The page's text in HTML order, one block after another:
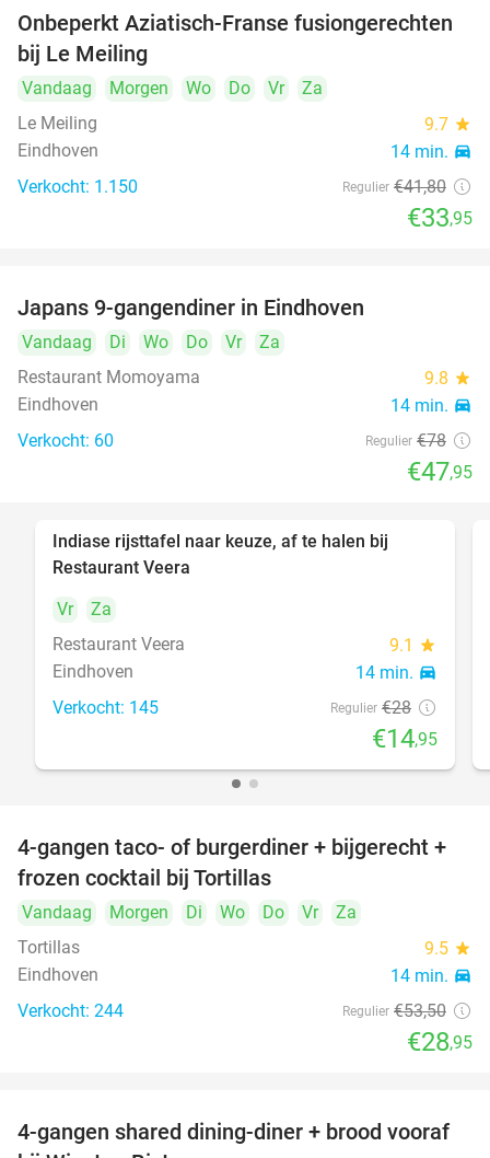
19%
Onbeperkt Aziatisch-Franse fusiongerechten
bij Le Meiling
Vandaag Morgen Wo Do Vr
Za
Le Meiling
9.7 star
Eindhoven 14 min. directions_car
Verkocht: 1.150 Regulier €41,80
€33,95
Japans 9-gangendiner in Eindhoven
Vandaag Di Wo Do Vr
Za
Restaurant Momoyama
9.8 star
Eindhoven 14 min. directions_car
Verkocht: 60 Regulier €78
€47,95
Indiase rijsttafel naar keuze, af te halen bij
Restaurant Veera
Vr
Za
Restaurant Veera
9.1 star
Eindhoven 14 min. directions_car
Verkocht: 145 Regulier €28
€14,95
46%
4-gangen taco- of burgerdiner + bijgerecht +
frozen cocktail bij Tortillas
Vandaag Morgen Di Wo Do Vr
Za
Tortillas
9.5 star
Eindhoven 14 min. directions_car
Verkocht: 244 Regulier €53,50
€28,95
32%
4-gangen shared dining-diner + brood vooraf